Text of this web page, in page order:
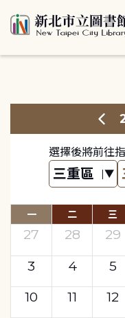
選擇後將前往
一 二 三
27 28 29
3
4 5
10
11 12